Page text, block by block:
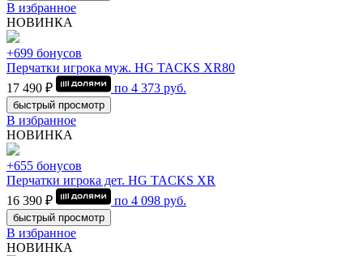
В избранное
НОВИНКА
+699 бонусов
Перчатки игрока муж. HG TACKS XR80
17 490 ₽
по 4 373 руб.
быстрый просмотр
В избранное
НОВИНКА
+655 бонусов
Перчатки игрока дет. HG TACKS XR
16 390 ₽
по 4 098 руб.
быстрый просмотр
В избранное
НОВИНКА